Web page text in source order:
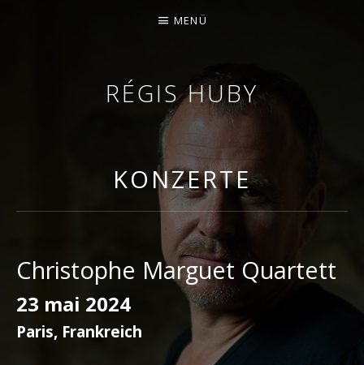
RÉGIS HUBY
GEIGER - IMPROVISATOR - KOMPONIST
MENÜ
KONZERTE
Christophe Marguet Quartett
23 mai 2024
Paris, Frankreich